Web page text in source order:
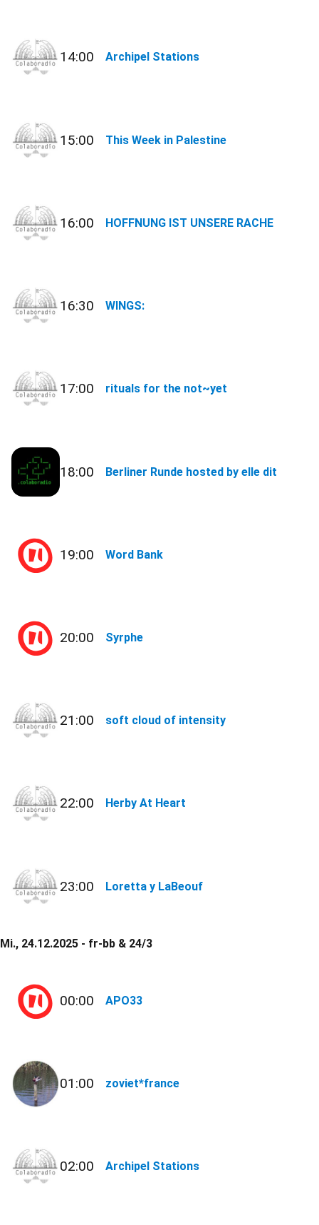
14:00 Archipel Stations
15:00 This Week in Palestine
16:00 HOFFNUNG IST UNSERE RACHE
16:30 WINGS:
17:00 rituals for the not~yet
18:00 Berliner Runde hosted by elle dit
19:00 Word Bank
20:00 Syrphe
21:00 soft cloud of intensity
22:00 Herby At Heart
23:00 Loretta y LaBeouf
Mi., 24.12.2025 - fr-bb & 24/3
00:00 APO33
01:00 zoviet*france
02:00 Archipel Stations